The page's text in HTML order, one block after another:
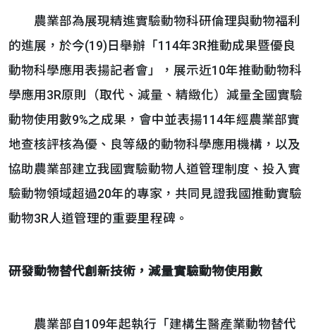
農業部為展現精進實驗動物科研倫理與動物福利
的進展，於今(19)日舉辦「114年3R推動成果暨優良
動物科學應用表揚記者會」，展示近10年推動動物科
學應用3R原則（取代、減量、精緻化）減量全國實驗
動物使用數9%之成果，會中並表揚114年經農業部實
地查核評核為優、良等級的動物科學應用機構，以及
協助農業部建立我國實驗動物人道管理制度、投入實
驗動物領域超過20年的專家，共同見證我國推動實驗
動物3R人道管理的重要里程碑。
研發動物替代創新技術，減量實驗動物使用數
農業部自109年起執行「建構生醫產業動物替代